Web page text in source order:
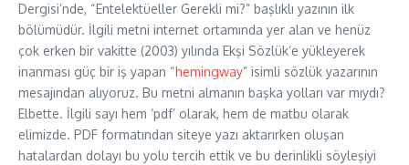
Dergisi’nde, “Entelektüeller Gerekli mi?” başlıklı yazının ilk
bölümüdür. İlgili metni internet ortamında yer alan ve henüz
çok erken bir vakitte (2003) yılında Ekşi Sözlük’e yükleyerek
inanması güç bir iş yapan “hemingway” isimli sözlük yazarının
mesajından alıyoruz. Bu metni almanın başka yolları var mıydı?
Elbette. İlgili sayı hem ‘pdf’ olarak, hem de matbu olarak
elimizde. PDF formatından siteye yazı aktarırken oluşan
hatalardan dolayı bu yolu tercih ettik ve bu derinlikli söyleşiyi